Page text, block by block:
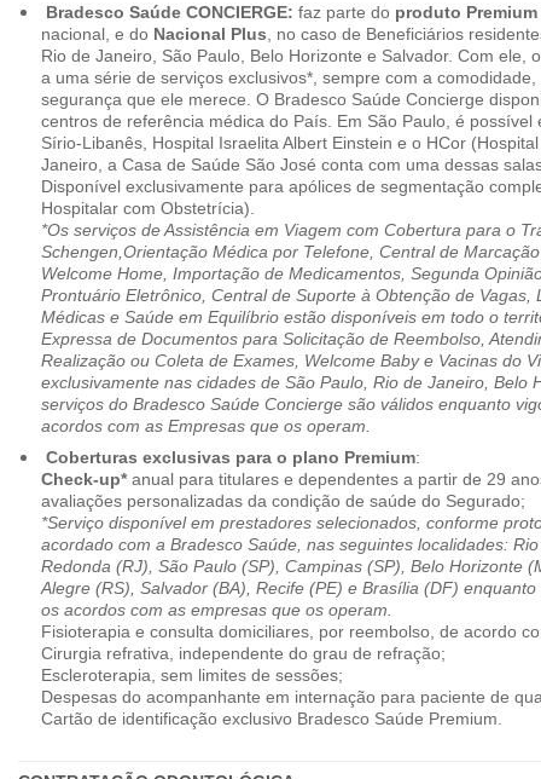
Bradesco Saúde CONCIERGE: faz parte do produto Premium
nacional, e do Nacional Plus , no caso de Beneficiários
Rio de Janeiro, São Paulo, Belo Horizonte e Salvador. Com ele,
a uma série de serviços exclusivos*, sempre com a
segurança que ele merece. O Bradesco Saúde Concierge
centros de referência médica do País. Em São Paulo, é possível
Sírio-Libanês, Hospital Israelita Albert Einstein e o HCor
Janeiro, a Casa de Saúde São José conta com uma dessas
Disponível exclusivamente para apólices de segmentação
Hospitalar com Obstetrícia).
*Os serviços de Assistência em Viagem com Cobertura para o
Schengen,Orientação Médica por Telefone, Central de
Welcome Home, Importação de Medicamentos, Segunda
Prontuário Eletrônico, Central de Suporte à Obtenção de Vagas,
Médicas e Saúde em Equilíbrio estão disponíveis em todo o
Expressa de Documentos para Solicitação de Reembolso,
Realização ou Coleta de Exames, Welcome Baby e Vacinas do
exclusivamente nas cidades de São Paulo, Rio de Janeiro, Belo
serviços do Bradesco Saúde Concierge são válidos enquanto
acordos com as Empresas que os operam.
Coberturas exclusivas para o plano Premium:
Check-up*anual para titulares e dependentes a partir de 29
avaliações personalizadas da condição de saúde do Segurado;
*Serviço disponível em prestadores selecionados, conforme
acordado com a Bradesco Saúde, nas seguintes localidades:
Redonda (RJ), São Paulo (SP), Campinas (SP), Belo Horizonte
Alegre (RS), Salvador (BA), Recife (PE) e Brasília (DF)
os acordos com as empresas que os operam.
Fisioterapia e consulta domiciliares, por reembolso, de acordo
Cirurgia refrativa, independente do grau de refração;
Escleroterapia, sem limites de sessões;
Despesas do acompanhante em internação para paciente de
Cartão de identificação exclusivo Bradesco Saúde Premium.